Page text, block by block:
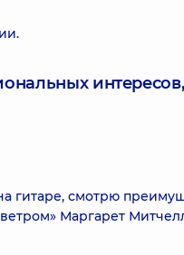
гитаре, смотрю
Маргарет